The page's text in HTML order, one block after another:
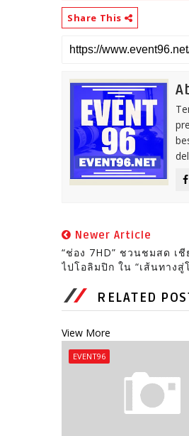
Share This
Newer Article
“ช่อง 7HD” ชวนชมสด เ
ไปโอลิมปิก ใน “เส้นทางสู่
RELATED
View More
EVENT96